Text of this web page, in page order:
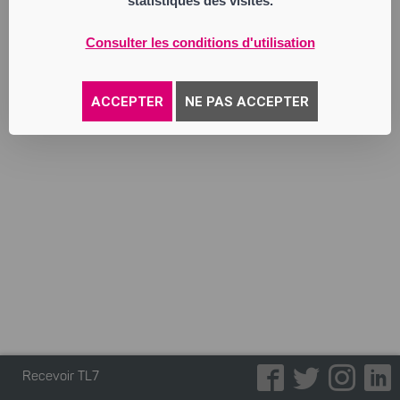
Consulter les conditions d'utilisation
ACCEPTER NE PAS ACCEPTER
Recevoir TL7